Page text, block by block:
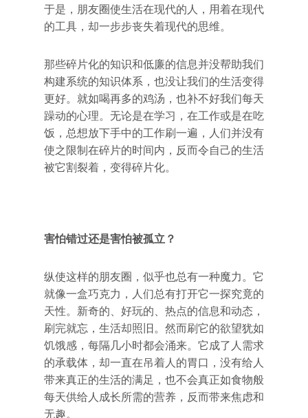
于是，朋友圈使生活在现代的人，用着在现代
的工具，却一步步丧失着现代的思维。
那些碎片化的知识和低廉的信息并没帮助我们
构建系统的知识体系，也没让我们的生活变得
更好。就如喝再多的鸡汤，也补不好我们每天
躁动的心理。无论是在学习，在工作或是在吃
饭，总想放下手中的工作刷一遍，人们并没有
使之限制在碎片的时间内，反而令自己的生活
被它割裂着，变得碎片化。
害怕错过还是害怕被孤立？
纵使这样的朋友圈，似乎也总有一种魔力。它
就像一盒巧克力，人们总有打开它一探究竟的
天性。新奇的、好玩的、热点的信息和动态，
刷完就忘，生活却照旧。然而刷它的欲望犹如
饥饿感，每隔几小时都会涌来。它成了人需求
的承载体，却一直在吊着人的胃口，没有给人
带来真正的生活的满足，也不会真正如食物般
每天供给人成长所需的营养，反而带来焦虑和
无趣。